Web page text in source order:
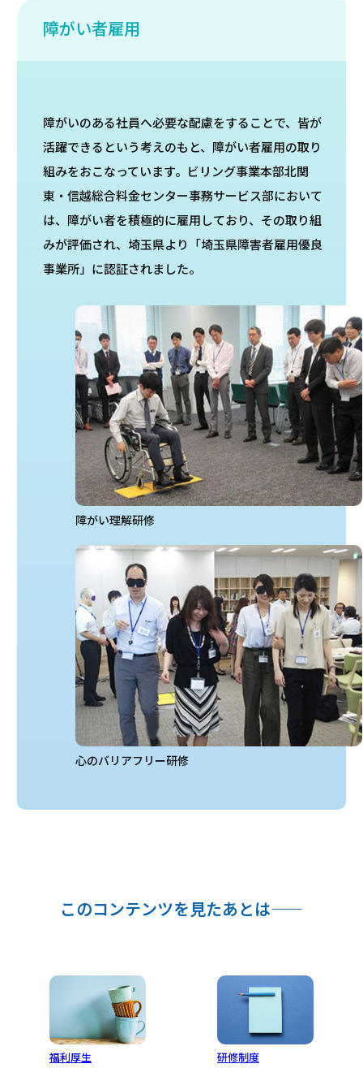
障がい者雇用
障がいのある社員へ必要な配慮をすることで、皆が
活躍できるという考えのもと、障がい者雇用の取り
組みをおこなっています。ビリング事業本部北関
東・信越総合料金センター事務サービス部において
は、障がい者を積極的に雇用しており、その取り組
みが評価され、埼玉県より「埼玉県障害者雇用優良
事業所」に認証されました。
障がい理解研修
心のバリアフリー研修
このコンテンツを見たあとは——
福利厚生 研修制度